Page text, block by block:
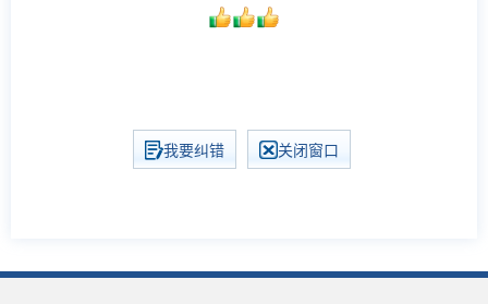
我要纠错 关闭窗口